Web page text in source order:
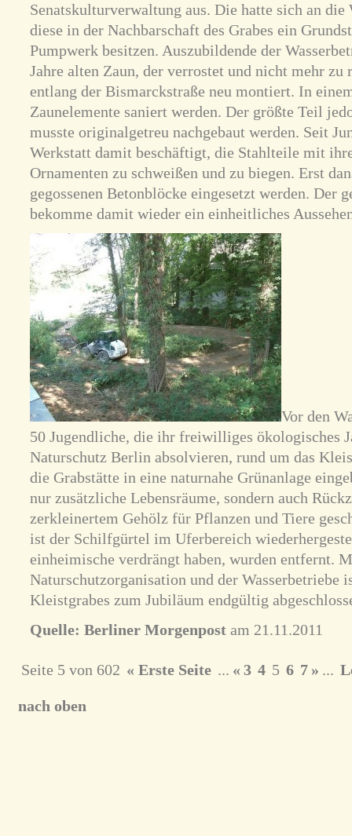
Senatskulturverwaltung aus. Die hatte sich an die
diese in der Nachbarschaft des Grabes ein
Pumpwerk besitzen. Auszubildende der
Jahre alten Zaun, der verrostet und nicht mehr zu
entlang der Bismarckstraße neu montiert. In
Zaunelemente saniert werden. Der größte Teil
musste originalgetreu nachgebaut werden. Seit
Werkstatt damit beschäftigt, die Stahlteile mit
Ornamenten zu schweißen und zu biegen. Erst
gegossenen Betonblöcke eingesetzt werden. Der
bekomme damit wieder ein einheitliches
Vor den
50 Jugendliche, die ihr freiwilliges ökologisches
Naturschutz Berlin absolvieren, rund um das
die Grabstätte in eine naturnahe Grünanlage
nur zusätzliche Lebensräume, sondern auch
zerkleinertem Gehölz für Pflanzen und Tiere
ist der Schilfgürtel im Uferbereich
einheimische verdrängt haben, wurden entfernt.
Naturschutzorganisation und der Wasserbetriebe
Kleistgrabes zum Jubiläum endgültig
Quelle: Berliner Morgenpostam 21.11.2011
Seite 5 von 602 « Erste Seite ... « 3 4 5 6 7 » ...
nach oben